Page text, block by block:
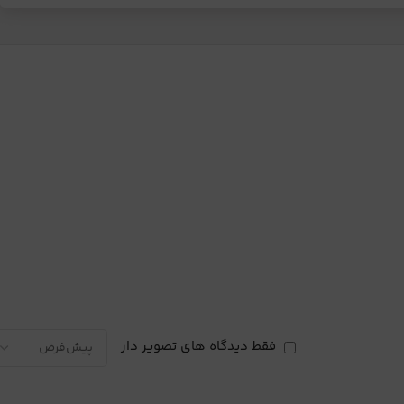
فقط دیدگاه های تصویر دار